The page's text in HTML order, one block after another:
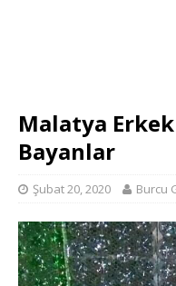
Malatya
Bayanlar
Şubat 20, 2020 Burcu